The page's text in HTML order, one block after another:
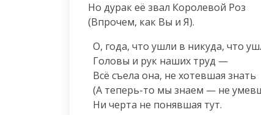
Но дурак её звал Королевой Роз
(Впрочем, как Вы и Я).
  Ни черта не понявшая тут.